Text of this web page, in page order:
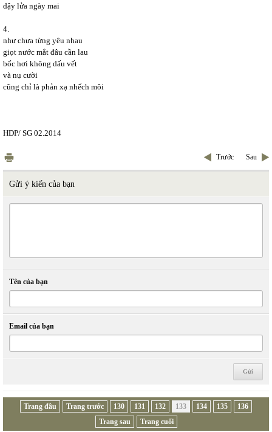
dậy lửa ngày mai
4.
như chưa từng yêu nhau
giọt nước mắt đâu cần lau
bốc hơi không dấu vết
và nụ cười
cũng chỉ là phản xạ nhếch môi
HDP/ SG 02.2014
Trước Sau
Gửi ý kiến của bạn
Tên của bạn
Email của bạn
Trang đầu Trang trước 130 131 132 133 134 135
136
Trang sau
Trang cuối